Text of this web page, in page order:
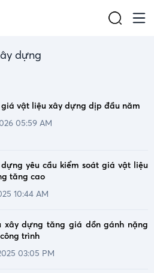
dựng
giá vật liệu xây dựng dịp đầu năm
05:59 AM
dựng yêu cầu kiểm soát giá vật liệu
tăng cao
10:44 AM
xây dựng tăng giá dồn gánh nặng
trình
03:05 PM